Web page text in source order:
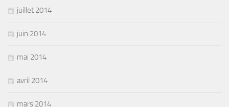
juillet 2014
juin 2014
mai 2014
avril 2014
mars 2014